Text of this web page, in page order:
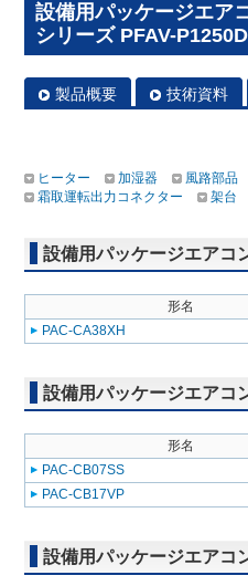
設備用パッケージエア
シリーズ PFAV-
製品概要 技術資料
ヒーター 加湿器 風路部品
霜取運転出力コネクター
架台
設備用パッケージエアコ
形名
PAC-CA38XH
設備用パッケージエアコ
形名
PAC-CB07SS
PAC-CB17VP
設備用パッケージエアコ